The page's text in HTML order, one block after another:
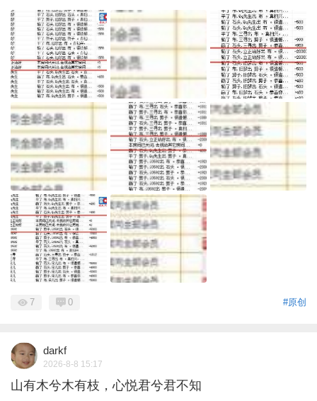
#原创
7 0
darkf
2026-8-8 15:17
山有木兮木有枝，心悦君兮君不知